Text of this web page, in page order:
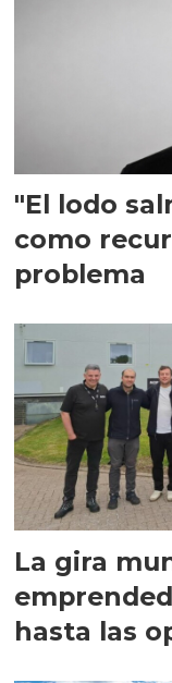
"El lodo
como
problema
La gira
hasta las